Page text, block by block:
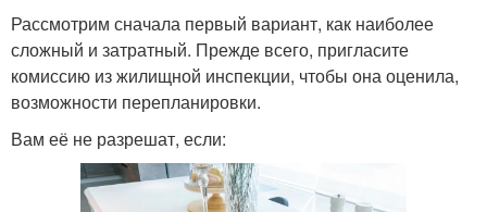
Рассмотрим сначала первый вариант, как наиболее
сложный и затратный. Прежде всего, пригласите
комиссию из жилищной инспекции, чтобы она оценила,
возможности перепланировки.
Вам её не разрешат, если: